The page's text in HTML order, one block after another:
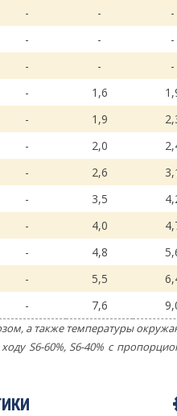
- - -
- - -
- - -
- 1,6
- 1,9
- 2,0
- 2,6
- 3,5
- 4,0
- 4,8
- 5,5
- 7,6
а также температуры
S6-60%, S6-40% с